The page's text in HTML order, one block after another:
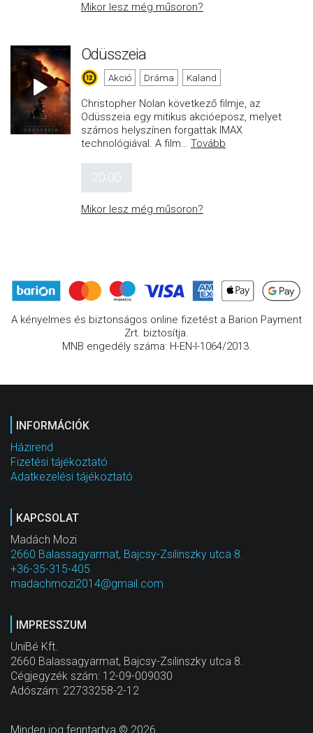
Mikor lesz még műsoron?
Odüsszeia
Akció Dráma Kaland
Christopher Nolan következő filmje, az
Odüsszeia egy mitikus akcióeposz, melyet
számos helyszínen forgattak IMAX
technológiával. A film… Tovább
20:00
Mikor lesz még műsoron?
A kényelmes és biztonságos online fizetést a Barion Payment
Zrt. biztosítja.
MNB engedély száma: H-EN-I-1064/2013.
INFORMÁCIÓK
Házirend
Fizetési tájékoztató
Adatkezelési tájékoztató
KAPCSOLAT
Madách Mozi
2660 Balassagyarmat, Bajcsy-Zsilinszky utca 8.
+36-35-315-405
madachmozi2014@gmail.com
IMPRESSZUM
UniBé Kft.
2660 Balassagyarmat, Bajcsy-Zsilinszky utca 8.
Cégjegyzék szám: 12-09-009030
Adószám: 22733258-2-12
Minden jog fenntartva © 2026